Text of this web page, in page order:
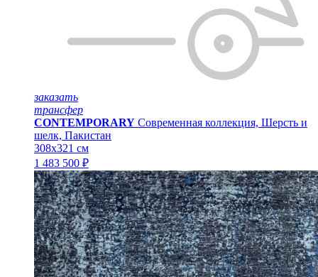
заказать
трансфер
CONTEMPORARY Современная коллекция, Шерсть и
шелк, Пакистан
308x321 см
1 483 500 ₽